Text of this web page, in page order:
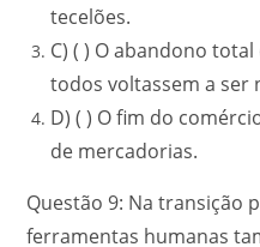
tecelões.
C) ( ) O abandono
todos voltassem a ser
D) ( ) O fim do
de mercadorias.
Questão 9: Na transição
ferramentas humanas